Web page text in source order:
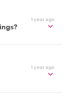
1 year ago
1 year ago